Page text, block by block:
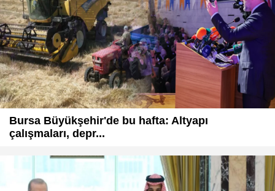
Bursa Büyükşehir'de bu hafta: Altyapı
çalışmaları, depr...